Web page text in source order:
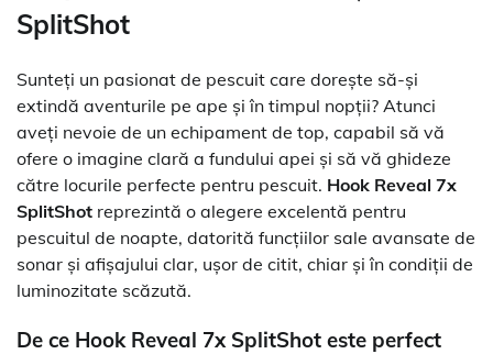
SplitShot
Sunteți un pasionat de pescuit care dorește să-și
extindă aventurile pe ape și în timpul nopții? Atunci
aveți nevoie de un echipament de top, capabil să vă
ofere o imagine clară a fundului apei și să vă ghideze
către locurile perfecte pentru pescuit. Hook Reveal 7x
SplitShot reprezintă o alegere excelentă pentru
pescuitul de noapte, datorită funcțiilor sale avansate de
sonar și afișajului clar, ușor de citit, chiar și în condiții de
luminozitate scăzută.
De ce Hook Reveal 7x SplitShot este perfect